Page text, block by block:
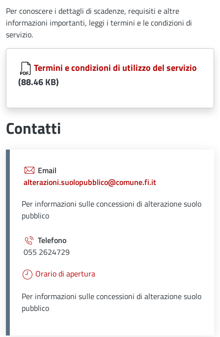
Per conoscere i dettagli di scadenze, requisiti e altre
informazioni importanti, leggi i termini e le condizioni di
servizio.
Document
Termini e condizioni di utilizzo del servizio
(88.46 KB)
Contatti
Email
alterazioni.suolopubblico@comune.fi.it
Per informazioni sulle concessioni di alterazione suolo
pubblico
Telefono
055 2624729
Orario di apertura
Per informazioni sulle concessioni di alterazione suolo
pubblico